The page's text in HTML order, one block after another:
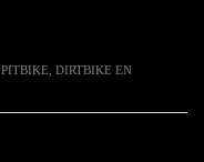
DIRTBIKE EN